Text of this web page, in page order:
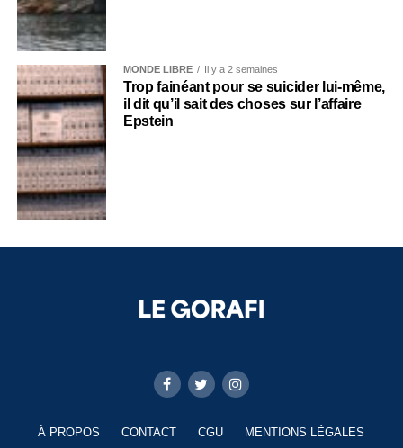
MONDE LIBRE Il y a 2 semaines
Trop fainéant pour se suicider lui-même,
il dit qu’il sait des choses sur l’affaire
Epstein
À PROPOS CONTACT CGU MENTIONS LÉGALES